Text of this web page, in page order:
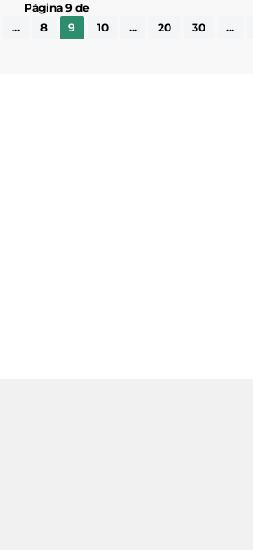
Pàgina 9 de
... 8 9 10 ... 20 30 ...